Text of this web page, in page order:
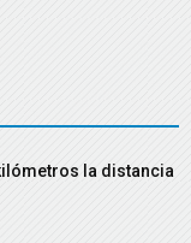
la distancia